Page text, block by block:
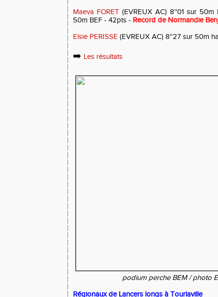
Maeva FORET (EVREUX AC) 8''01 sur
50m BEF - 42pts - Record de Normandie
Elsie PERISSE (EVREUX AC) 8''27 sur 50m
➡️ Les résultats
podium perche BEM / photo
Régionaux de Lancers longs à Tourlaville